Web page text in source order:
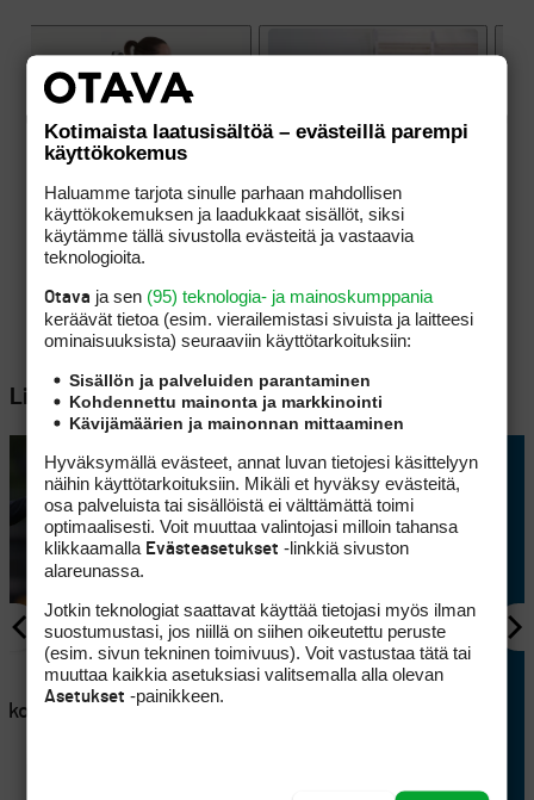
Lisää aiheesta
AJANKOHTAISTA
Lappajärvellä kisataan
sunnuntaina hyvin
Kotimaista laatusisältöä – evästeillä parempi
käyttökokemus
Haluamme tarjota sinulle parhaan mahdollisen
käyttökokemuksen ja laadukkaat sisällöt, siksi
käytämme tällä sivustolla evästeitä ja vastaavia
teknologioita.
Otava ja sen (95) teknologia- ja mainoskumppania
keräävät tietoa (esim. vierailemis­tasi sivuista ja laitteesi
ominaisuuk­sista) seuraaviin käyttötarkoituksiin:
Sisällön ja palveluiden parantaminen
Kohdennettu mainonta ja markkinointi
Kävijämäärien ja mainonnan mittaaminen
Hyväksymällä evästeet, annat luvan tietojesi käsittelyyn
näihin käyttötarkoituksiin. Mikäli et hyväksy evästeitä,
osa palveluista tai sisällöistä ei välttämättä toimi
optimaalisesti. Voit muuttaa valintojasi milloin tahansa
klikkaamalla Evästeasetukset -linkkiä sivuston
alareunassa.
Jotkin teknologiat saattavat käyttää tietojasi myös ilman
suostumustasi, jos niillä on siihen oikeutettu peruste
(esim. sivun tekninen toimivuus). Voit vastustaa tätä tai
muuttaa kaikkia asetuksiasi valitsemalla alla olevan
Asetukset -painikkeen.